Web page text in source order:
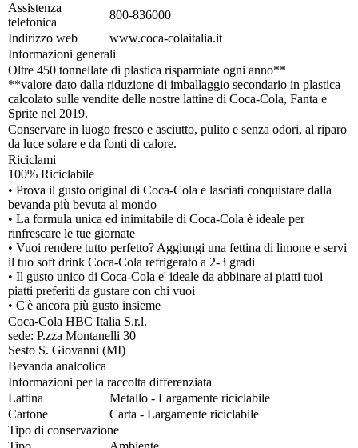
Assistenza
telefonica
800-836000
Indirizzo web
www.coca-colaitalia.it
Informazioni generali
Oltre 450 tonnellate di plastica risparmiate ogni anno**
**valore dato dalla riduzione di imballaggio secondario in plastica
calcolato sulle vendite delle nostre lattine di Coca-Cola, Fanta e
Sprite nel 2019.
Conservare in luogo fresco e asciutto, pulito e senza odori, al riparo
da luce solare e da fonti di calore.
Riciclami
100% Riciclabile
• Prova il gusto original di Coca-Cola e lasciati conquistare dalla
bevanda più bevuta al mondo
• La formula unica ed inimitabile di Coca-Cola è ideale per
rinfrescare le tue giornate
• Vuoi rendere tutto perfetto? Aggiungi una fettina di limone e servi
il tuo soft drink Coca-Cola refrigerato a 2-3 gradi
• Il gusto unico di Coca-Cola e' ideale da abbinare ai piatti tuoi
piatti preferiti da gustare con chi vuoi
• C'è ancora più gusto insieme
Coca-Cola HBC Italia S.r.l.
sede: P.zza Montanelli 30
Sesto S. Giovanni (MI)
Bevanda analcolica
Informazioni per la raccolta differenziata
Lattina
Metallo - Largamente riciclabile
Cartone
Carta - Largamente riciclabile
Tipo di conservazione